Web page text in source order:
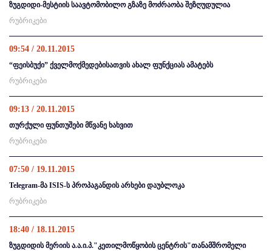
ზუგდიდი-მესტიის საავტომობილო გზაზე მოძრაობა შეზღუდულია
რუბრიკები
09:54 / 20.11.2015
“ფეისბუქი” ქველმოქმედებისათვის ახალ ფუნქციას ამატებს
რუბრიკები
09:13 / 20.11.2015
თურქული ფუნთუშები მწვანე ხახვით
რუბრიკები
07:50 / 19.11.2015
Telegram-მა ISIS-ს პროპაგანდის არხები დაუბლოკა
რუბრიკები
18:40 / 18.11.2015
ზუგდიდის მერიის ა.ა.ი.პ."კეთილმოწყობის ცენტრის"თანამშრომელი